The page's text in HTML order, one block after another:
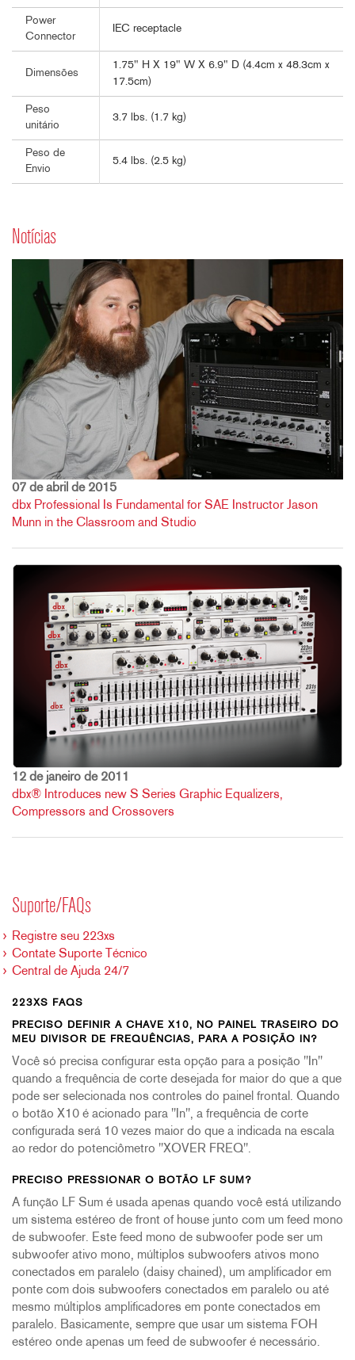
Power
Connector
IEC receptacle
Dimensões
1.75" H X 19" W X 6.9" D (4.4cm x 48.3cm x
17.5cm)
Peso
unitário
3.7 lbs. (1.7 kg)
Peso de
Envio
5.4 lbs. (2.5 kg)
Notícias
07 de abril de 2015
dbx Professional Is Fundamental for SAE Instructor Jason
Munn in the Classroom and Studio
12 de janeiro de 2011
dbx® Introduces new S Series Graphic Equalizers,
Compressors and Crossovers
Suporte/FAQs
Registre seu 223xs
Contate Suporte Técnico
Central de Ajuda 24/7
223XS FAQS
PRECISO DEFINIR A CHAVE X10, NO PAINEL TRASEIRO DO
MEU DIVISOR DE FREQUÊNCIAS, PARA A POSIÇÃO IN?
Você só precisa configurar esta opção para a posição "In"
quando a frequência de corte desejada for maior do que a que
pode ser selecionada nos controles do painel frontal. Quando
o botão X10 é acionado para "In", a frequência de corte
configurada será 10 vezes maior do que a indicada na escala
ao redor do potenciômetro "XOVER FREQ".
PRECISO PRESSIONAR O BOTÃO LF SUM?
A função LF Sum é usada apenas quando você está utilizando
um sistema estéreo de front of house junto com um feed mono
de subwoofer. Este feed mono de subwoofer pode ser um
subwoofer ativo mono, múltiplos subwoofers ativos mono
conectados em paralelo (daisy chained), um amplificador em
ponte com dois subwoofers conectados em paralelo ou até
mesmo múltiplos amplificadores em ponte conectados em
paralelo. Basicamente, sempre que usar um sistema FOH
estéreo onde apenas um feed de subwoofer é necessário.